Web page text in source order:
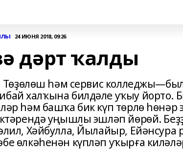
24 ИЮНЯ 2018, 09:26
дәрт ҡалды
һәм сервис
халҡына билдәле уҡыу йорто.
һәм башҡа бик күп төрлө һөнәр
уңышлы эшләп йөрөй.
Хәйбулла, Йылайыр,
өлкәһенән күпләп уҡырға